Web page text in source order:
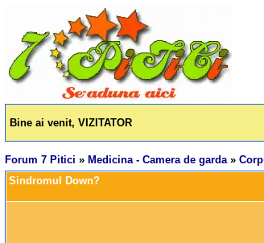
Bine ai venit, VIZITATOR
Forum 7 Pitici » Medicina - Camera de garda»
Sindromul Down?